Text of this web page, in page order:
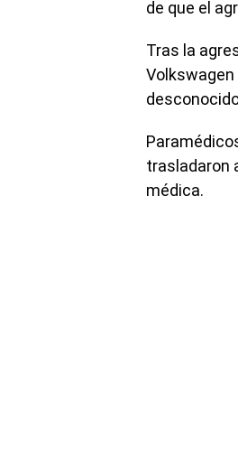
de que el
Tras la
Volkswagen
trasladaron
médica.